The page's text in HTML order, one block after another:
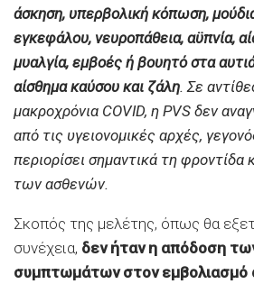
άσκηση, υπερβολική κόπωση,
εγκεφάλου, νευροπάθεια, αϋπνία,
μυαλγία, εμβοές ή βουητό στα
αίσθημα καύσου και ζάλη. Σε
μακροχρόνια COVID, η PVS δεν
από τις υγειονομικές αρχές,
περιορίσει σημαντικά τη φροντίδα
των ασθενών.
Σκοπός της μελέτης, όπως θα
συνέχεια, δεν ήταν η απόδοση
συμπτωμάτων στον εμβολιασμό